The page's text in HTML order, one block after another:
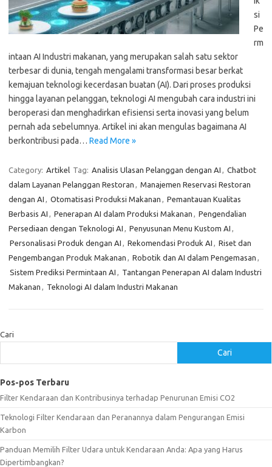
si
Pe
rm
intaan AI Industri makanan, yang merupakan salah satu sektor
terbesar di dunia, tengah mengalami transformasi besar berkat
kemajuan teknologi kecerdasan buatan (AI). Dari proses produksi
hingga layanan pelanggan, teknologi AI mengubah cara industri ini
beroperasi dan menghadirkan efisiensi serta inovasi yang belum
pernah ada sebelumnya. Artikel ini akan mengulas bagaimana AI
berkontribusi pada… Read More »
Category: Artikel Tag: Analisis Ulasan Pelanggan dengan AI , Chatbot
dalam Layanan Pelanggan Restoran , Manajemen Reservasi Restoran
dengan AI , Otomatisasi Produksi Makanan , Pemantauan Kualitas
Berbasis AI , Penerapan AI dalam Produksi Makanan , Pengendalian
Persediaan dengan Teknologi AI , Penyusunan Menu Kustom AI ,
Personalisasi Produk dengan AI , Rekomendasi Produk AI , Riset dan
Pengembangan Produk Makanan , Robotik dan AI dalam Pengemasan ,
Sistem Prediksi Permintaan AI , Tantangan Penerapan AI dalam Industri
Makanan , Teknologi AI dalam Industri Makanan
Cari
Cari
Pos-pos Terbaru
Filter Kendaraan dan Kontribusinya terhadap Penurunan Emisi CO2
Teknologi Filter Kendaraan dan Peranannya dalam Pengurangan Emisi
Karbon
Panduan Memilih Filter Udara untuk Kendaraan Anda: Apa yang Harus
Dipertimbangkan?